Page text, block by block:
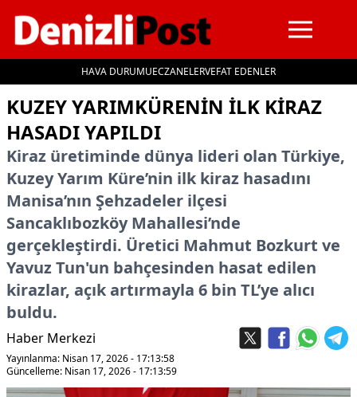
HAVA DURUMUECZANELERVEFAT EDENLER
KUZEY YARIMKÜRENIN ILK KIRAZ
HASADI YAPILDI
Kiraz üretiminde dünya lideri olan Türkiye,
Kuzey Yarım Küre’nin ilk kiraz hasadını
Manisa’nın Şehzadeler ilçesi
Sancaklıbozköy Mahallesi’nde
gerçekleştirdi. Üretici Mahmut Bozkurt ve
Yavuz Tun'un bahçesinden hasat edilen
kirazlar, açık artırmayla 6 bin TL’ye alıcı
buldu.
Haber Merkezi
Yayınlanma: Nisan 17, 2026 - 17:13:58
Güncelleme: Nisan 17, 2026 - 17:13:59